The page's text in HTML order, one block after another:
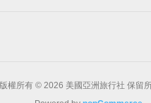
版權所有 © 2026 美國亞洲旅行社 保留